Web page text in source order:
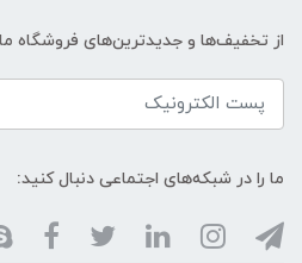
از تخفیف‌ها و جدیدترین‌های فروشگاه
ما را در شبکه‌های اجتماعی دنبال کنید: